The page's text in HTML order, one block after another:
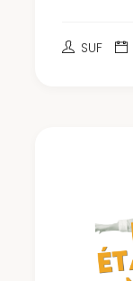
SUF